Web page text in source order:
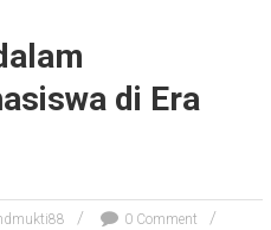
di Era
0 Comment